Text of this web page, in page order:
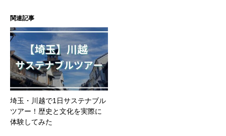
関連記事
埼玉・川越で1日サステナブル
ツアー！歴史と文化を実際に
体験してみた